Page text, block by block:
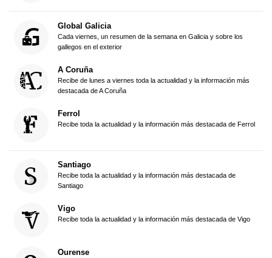
Global Galicia
Cada viernes, un resumen de la semana en Galicia y sobre los
gallegos en el exterior
A Coruña
Recibe de lunes a viernes toda la actualidad y la información más
destacada de A Coruña
Ferrol
Recibe toda la actualidad y la información más destacada de Ferrol
Santiago
Recibe toda la actualidad y la información más destacada de
Santiago
Vigo
Recibe toda la actualidad y la información más destacada de Vigo
Ourense